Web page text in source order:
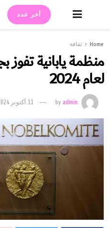
أخر عدد
Home ثقافة
منظمة يابانية تفوز
لعام 2024
byadmin 11 أكتوبر 2024